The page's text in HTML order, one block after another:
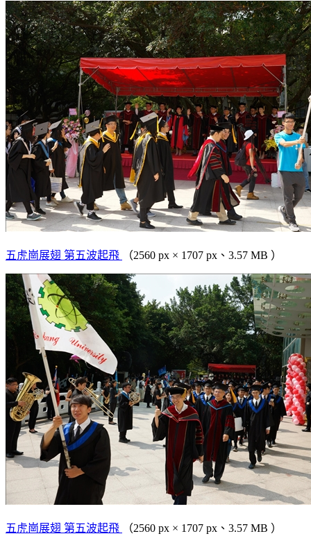
五虎崗展翅 第五波起飛 （2560 px × 1707 px、3.57 MB ）
五虎崗展翅 第五波起飛 （2560 px × 1707 px、3.57 MB ）